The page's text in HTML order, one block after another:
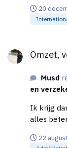
en nog een
geregistreerd in
woorden
maar wel
als voorbeeld
fietsen
naam al
20
Omzet,
Musd
en
Ik krijg
alles
22